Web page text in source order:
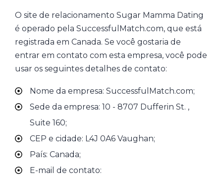
O site de relacionamento Sugar Mamma Dating
é operado pela SuccessfulMatch.com, que está
registrada em Canada. Se você gostaria de
entrar em contato com esta empresa, você pode
usar os seguintes detalhes de contato:
Nome da empresa: SuccessfulMatch.com;
Sede da empresa: 10 - 8707 Dufferin St. ,
Suite 160;
CEP e cidade: L4J 0A6 Vaughan;
País: Canada;
E-mail de contato: